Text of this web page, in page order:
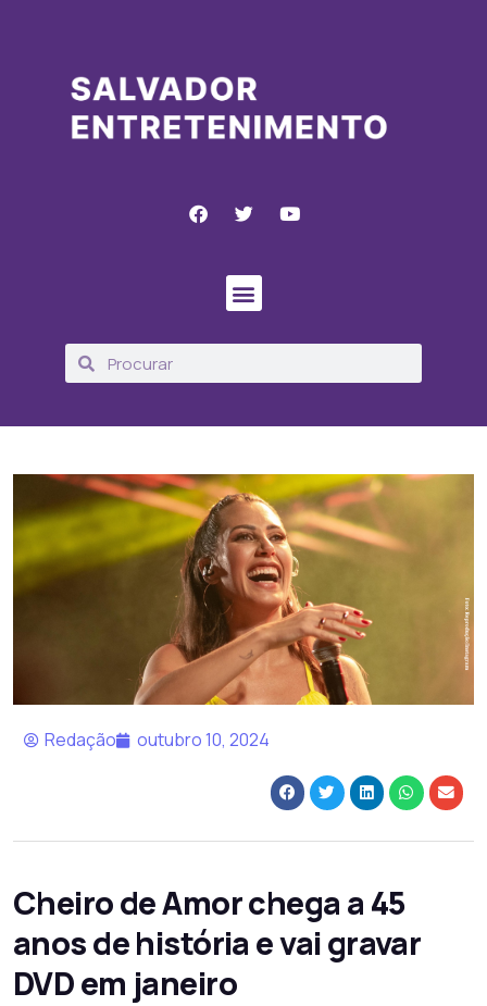
Redação outubro 10, 2024
Cheiro de Amor chega a 45
anos de história e vai gravar
DVD em janeiro